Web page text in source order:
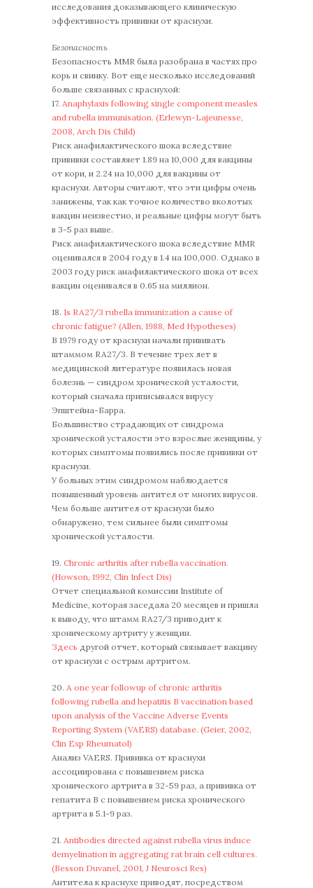
исследования доказывающего клиническую
эффективность прививки от краснухи.
Безопасность
Безопасность MMR была разобрана в частях про
корь и свинку. Вот еще несколько исследований
больше связанных с краснухой:
17. Anaphylaxis following single component measles
and rubella immunisation. (Erlewyn-Lajeunesse,
2008, Arch Dis Child)
Риск анафилактического шока вследствие
прививки составляет 1.89 на 10,000 для вакцины
от кори, и 2.24 на 10,000 для вакцины от
краснухи. Авторы считают, что эти цифры очень
занижены, так как точное количество вколотых
вакцин неизвестно, и реальные цифры могут быть
в 3-5 раз выше.
Риск анафилактического шока вследствие MMR
оценивался в 2004 году в 1.4 на 100,000. Однако в
2003 году риск анафилактического шока от всех
вакцин оценивался в 0.65 на миллион.
18. Is RA27/3 rubella immunization a cause of
chronic fatigue? (Allen, 1988, Med Hypotheses)
В 1979 году от краснухи начали прививать
штаммом RA27/3. В течение трех лет в
медицинской литературе появилась новая
болезнь — синдром хронической усталости,
который сначала приписывался вирусу
Эпштейна-Барра.
Большинство страдающих от синдрома
хронической усталости это взрослые женщины, у
которых симптомы появились после прививки от
краснухи.
У больных этим синдромом наблюдается
повышенный уровень антител от многих вирусов.
Чем больше антител от краснухи было
обнаружено, тем сильнее были симптомы
хронической усталости.
19. Chronic arthritis after rubella vaccination.
(Howson, 1992, Clin Infect Dis)
Отчет специальной комиссии Institute of
Medicine, которая заседала 20 месяцев и пришла
к выводу, что штамм RA27/3 приводит к
хроническому артриту у женщин.
Здесь другой отчет, который связывает вакцину
от краснухи с острым артритом.
20. A one year followup of chronic arthritis
following rubella and hepatitis B vaccination based
upon analysis of the Vaccine Adverse Events
Reporting System (VAERS) database. (Geier, 2002,
Clin Exp Rheumatol)
Анализ VAERS. Прививка от краснухи
ассоциирована с повышением риска
хронического артрита в 32-59 раз, а прививка от
гепатита В с повышением риска хронического
артрита в 5.1-9 раз.
21. Antibodies directed against rubella virus induce
demyelination in aggregating rat brain cell cultures.
(Besson Duvanel, 2001, J Neurosci Res)
Антитела к краснухе приводят, посредством